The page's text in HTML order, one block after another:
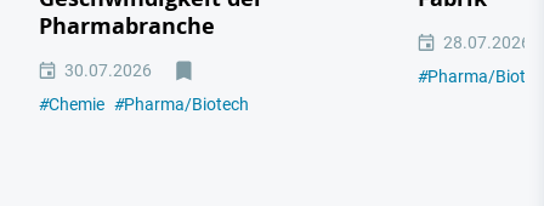
Pharmabranche
30.07.2026
#Chemie #Pharma/Biotech
28.07.2026
#Pharma/